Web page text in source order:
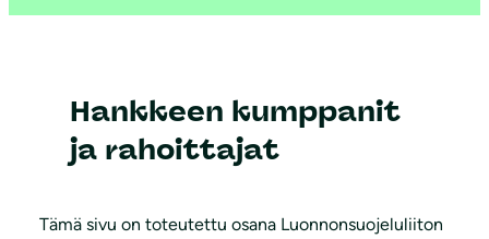
Hankkeen kumppanit
ja rahoittajat
Tämä sivu on toteutettu osana Luonnonsuojeluliiton